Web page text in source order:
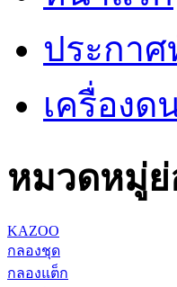
ประกา
เครื่องด
หมวดหมู่ย่
KAZOO
กลองชุด
กลองแต็ก